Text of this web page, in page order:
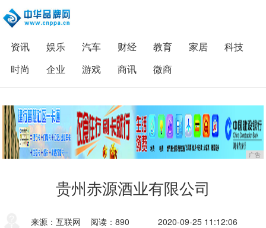
资讯 娱乐 汽车 财经 教育 家居
科技
时尚
企业 游戏 商讯 微商
广告
贵州赤源酒业有限公司
来源：互联网 阅读：890 2020-09-25 11:12:06